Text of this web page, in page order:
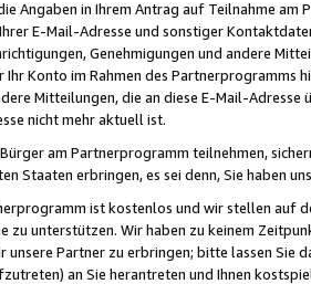
Angaben in Ihrem Antrag auf Teilnahme
E-Mail-Adresse und sonstiger
Genehmigungen und andere
Konto im Rahmen des Partnerprogramms
Mitteilungen, die an diese E-Mail-
nicht mehr aktuell ist.
am Partnerprogramm teilnehmen,
Staaten erbringen, es sei denn, Sie haben
ist kostenlos und wir stellen auf
zu unterstützen. Wir haben zu keinem
Partner zu erbringen; bitte lassen Sie
an Sie herantreten und Ihnen